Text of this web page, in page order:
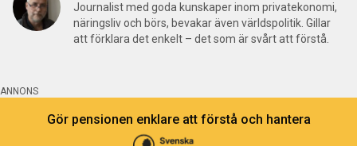
Journalist med goda kunskaper inom privatekonomi,
näringsliv och börs, bevakar även världspolitik. Gillar
att förklara det enkelt – det som är svårt att förstå.
ANNONS
Gör pensionen enklare att förstå och hantera